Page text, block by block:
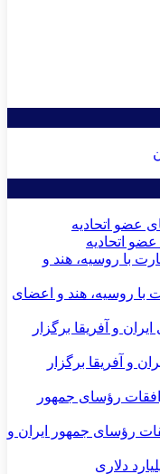
اتحادیه
با روسیه، هند و اعضای
و آفریقا برگزار
رؤسای جمهور ایران و